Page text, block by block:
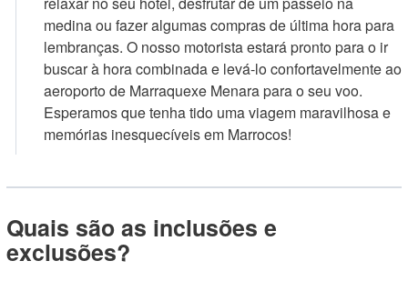
medina ou fazer algumas compras de última hora para
lembranças. O nosso motorista estará pronto para o ir
buscar à hora combinada e levá-lo confortavelmente ao
aeroporto de Marraquexe Menara para o seu voo.
Esperamos que tenha tido uma viagem maravilhosa e
memórias inesquecíveis em Marrocos!
Quais são as inclusões e
exclusões?